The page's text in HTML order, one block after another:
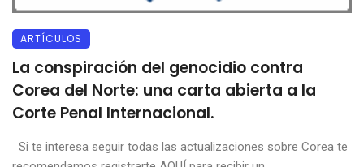
ARTÍCULOS
La conspiración del genocidio contra
Corea del Norte: una carta abierta a la
Corte Penal Internacional.
Si te interesa seguir todas las actualizaciones sobre Corea te